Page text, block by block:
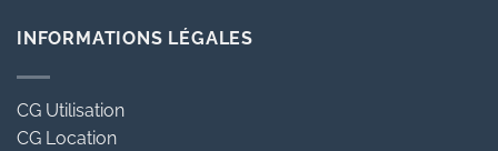
INFORMATIONS LÉGALES
CG Utilisation
CG Location